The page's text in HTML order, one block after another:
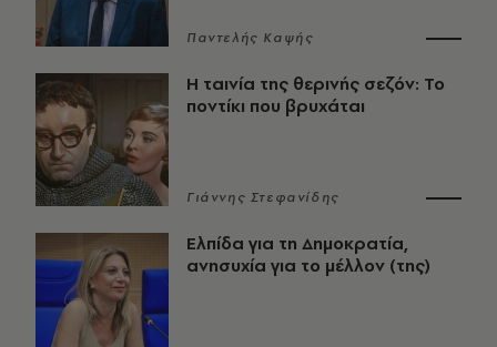
Παντελής Καψής
Η ταινία της θερινής σεζόν: Το
ποντίκι που βρυχάται
Γιάννης Στεφανίδης
Ελπίδα για τη Δημοκρατία,
ανησυχία για το μέλλον (της)